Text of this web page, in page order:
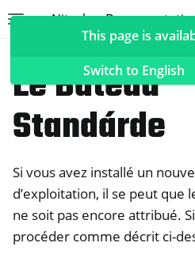
Nitrokey
navigation of NitroPad, NitroPC
navigation of Ubuntu
navigation of QubesOS
navigation of Heads
Le Bateau
Standárde
Si vous avez installé un
d’exploitation, il se peut que
ne soit pas encore attribué.
procéder comme décrit ci-
This page is
Switch to English